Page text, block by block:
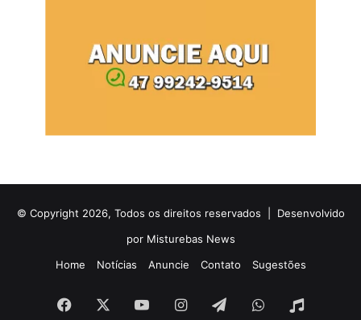
© Copyright 2026, Todos os direitos reservados | Desenvolvido
por Misturebas News
Home
Notícias Anuncie Contato Sugestões
Facebook YouTubeInstagramTelegramWhatsApp